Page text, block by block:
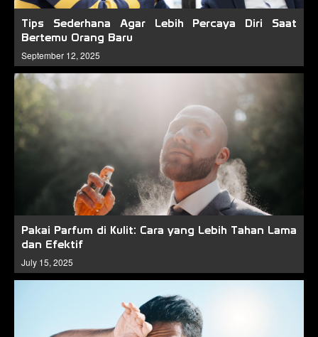
Tips Sederhana Agar Lebih Percaya Diri Saat
Bertemu Orang Baru
September 12, 2025
Pakai Parfum di Kulit: Cara yang Lebih Tahan Lama
dan Efektif
July 15, 2025